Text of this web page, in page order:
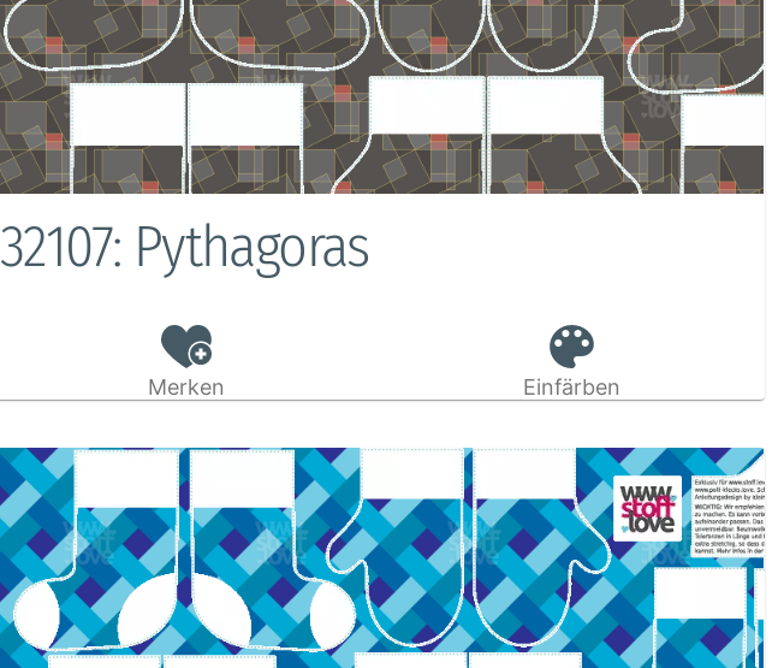
32107: Pythagoras
Merken Einfärben